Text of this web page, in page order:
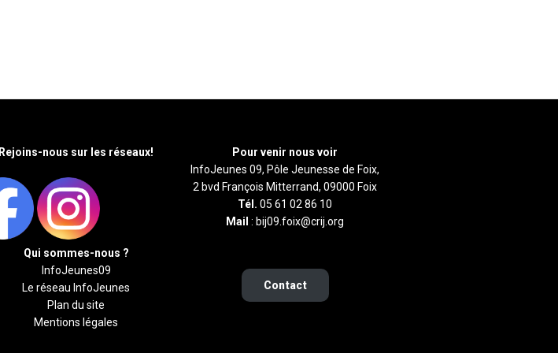
Rejoins-nous sur les réseaux!
Qui sommes-nous ?
InfoJeunes09
Le réseau InfoJeunes
Plan du site
Mentions légales
Pour venir nous voir
InfoJeunes 09, Pôle Jeunesse de Foix,
2 bvd François Mitterrand, 09000 Foix
Tél. 05 61 02 86 10
Mail: bij09.foix@crij.org
Contact